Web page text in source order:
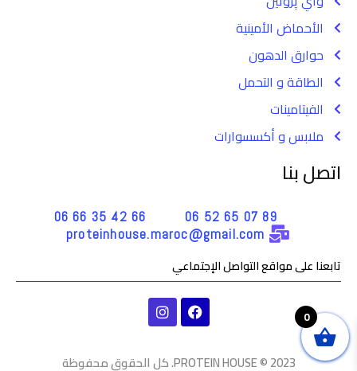
الأحماض الأمينية
حوارق الدهون
الطاقة و التحمل
الفيتامينات
ملابس و أكسسوارات
اتصل بنا
89 07 65 52 06
66 42 35 66 06
proteinhouse.maroc@gmail.com
تابعنا على مواقع التواصل الإجتماعي
F
a
c
b
I
n
s
a 2023 © PROTEIN HOUSE. كل الحقوق محفوظة
0
About 4 hours ago